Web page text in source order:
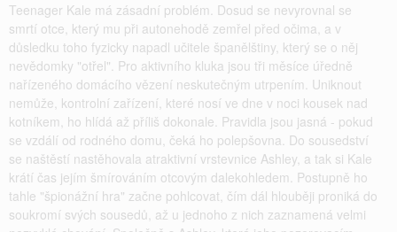
Teenager Kale má zásadní problém. Dosud se nevyrovnal se
smrtí otce, který mu při autonehodě zemřel před očima, a v
důsledku toho fyzicky napadl učitele španělštiny, který se o něj
nevědomky "otřel". Pro aktivního kluka jsou tři měsíce úředně
nařízeného domácího vězení neskutečným utrpením. Uniknout
nemůže, kontrolní zařízení, které nosí ve dne v noci kousek nad
kotníkem, ho hlídá až příliš dokonale. Pravidla jsou jasná - pokud
se vzdálí od rodného domu, čeká ho polepšovna. Do sousedství
se naštěstí nastěhovala atraktivní vrstevnice Ashley, a tak si Kale
krátí čas jejím šmírováním otcovým dalekohledem. Postupně ho
tahle "špionážní hra" začne pohlcovat, čím dál hlouběji proniká do
soukromí svých sousedů, až u jednoho z nich zaznamená velmi